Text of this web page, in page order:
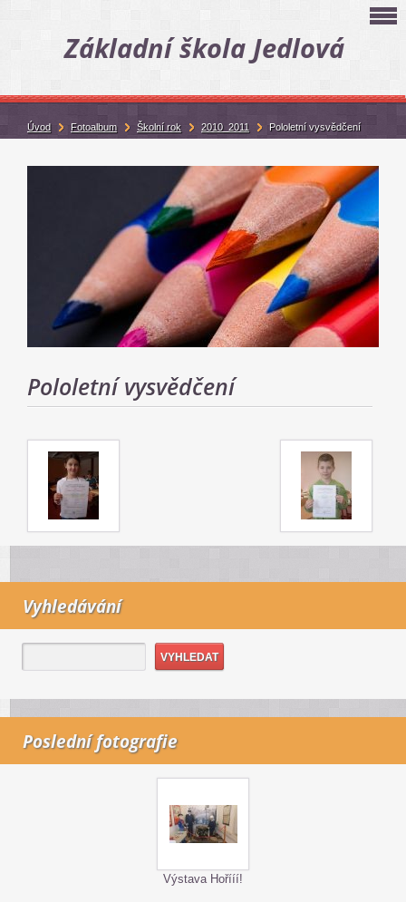
Základní škola Jedlová
Pololetní vysvědčení
Vyhledávání
Poslední fotografie
Výstava Hořííí!
Úvod Fotoalbum Školní rok 2010_2011 Pololetní vysvědčení